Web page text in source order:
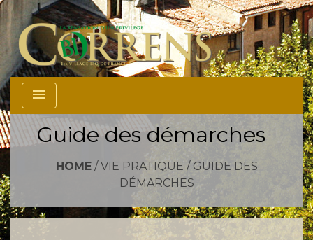
menu
Guide des démarches
HOME/ VIE PRATIQUE / GUIDE DES
DÉMARCHES